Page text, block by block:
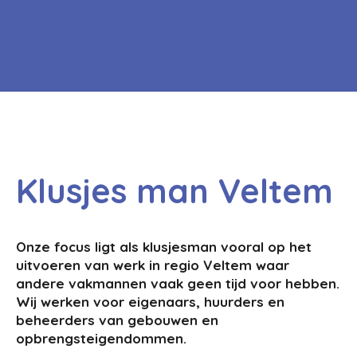
Klusjes man Veltem
Onze focus ligt als klusjesman vooral op het
uitvoeren van werk in regio Veltem waar
andere vakmannen vaak geen tijd voor hebben.
Wij werken voor eigenaars, huurders en
beheerders van gebouwen en
opbrengsteigendommen.